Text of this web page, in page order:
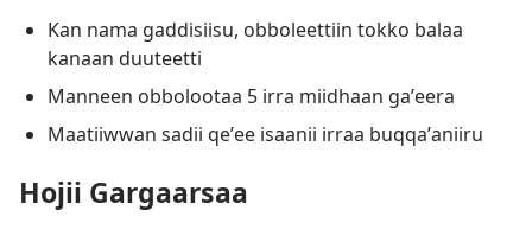
Kan nama gaddisiisu, obboleettiin tokko balaa
kanaan duuteetti
Manneen obbolootaa 5 irra miidhaan gaʼeera
Maatiiwwan sadii qeʼee isaanii irraa buqqaʼaniiru
Hojii Gargaarsaa